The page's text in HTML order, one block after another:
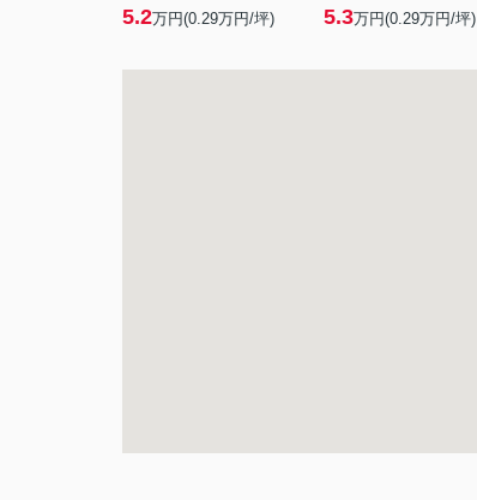
5.2万円(0.29万円/坪) 5.3万円(0.29万円/坪)